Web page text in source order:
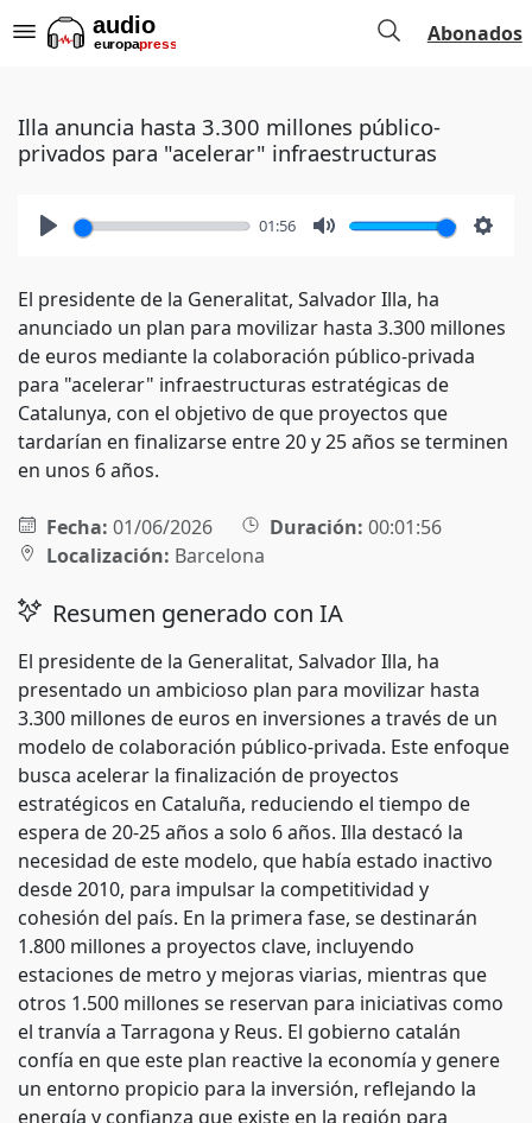
Abonados
Illa anuncia hasta 3.300 millones público-
privados para "acelerar" infraestructuras
01:56
El presidente de la Generalitat, Salvador Illa, ha
anunciado un plan para movilizar hasta 3.300 millones
de euros mediante la colaboración público-privada
para "acelerar" infraestructuras estratégicas de
Catalunya, con el objetivo de que proyectos que
tardarían en finalizarse entre 20 y 25 años se terminen
en unos 6 años.
Fecha: 01/06/2026 Duración: 00:01:56
Localización: Barcelona
Resumen generado con IA
El presidente de la Generalitat, Salvador Illa, ha
presentado un ambicioso plan para movilizar hasta
3.300 millones de euros en inversiones a través de un
modelo de colaboración público-privada. Este enfoque
busca acelerar la finalización de proyectos
estratégicos en Cataluña, reduciendo el tiempo de
espera de 20-25 años a solo 6 años. Illa destacó la
necesidad de este modelo, que había estado inactivo
desde 2010, para impulsar la competitividad y
cohesión del país. En la primera fase, se destinarán
1.800 millones a proyectos clave, incluyendo
estaciones de metro y mejoras viarias, mientras que
otros 1.500 millones se reservan para iniciativas como
el tranvía a Tarragona y Reus. El gobierno catalán
confía en que este plan reactive la economía y genere
un entorno propicio para la inversión, reflejando la
energía y confianza que existe en la región para